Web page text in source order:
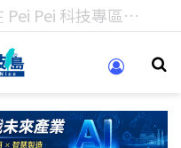
科技專區!